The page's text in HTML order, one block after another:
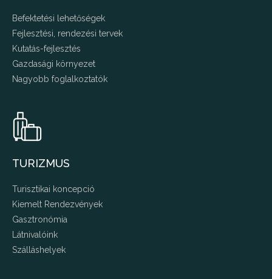
Befektetési lehetőségek
Fejlesztési, rendezési tervek
Kutatás-fejlesztés
Gazdasági környezet
Nagyobb foglalkoztatók
TURIZMUS
Turisztikai koncepció
Kiemelt Rendezvények
Gasztronómia
Látnivalóink
Szálláshelyek